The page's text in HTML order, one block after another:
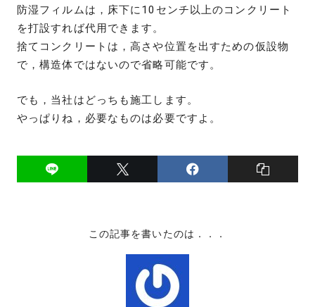
防湿フィルムは，床下に10センチ以上のコンクリート
を打設すれば代用できます。
捨てコンクリートは，高さや位置を出すための仮設物
で，構造体ではないので省略可能です。
でも，当社はどっちも施工します。
やっぱりね，必要なものは必要ですよ。
この記事を書いたのは．．．